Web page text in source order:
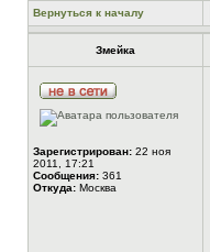
Вернуться к началу
Змейка
Зарегистрирован: 22 ноя
2011, 17:21
Сообщения: 361
Откуда: Москва